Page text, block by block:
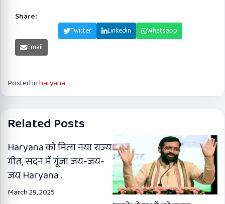
Share:
Twitter Linkedin
Whatsapp
Email
Posted inharyana
Related Posts
Haryana को मिला नया राज्य
गीत, सदन में गूंजा जय-जय-
जय Haryana .
March 29, 2025